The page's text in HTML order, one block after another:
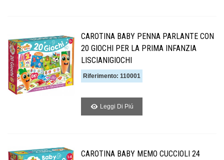
CAROTINA BABY PENNA PARLANTE CON
20 GIOCHI PER LA PRIMA INFANZIA
LISCIANIGIOCHI
Riferimento: 110001
Leggi Di Piú
CAROTINA BABY MEMO CUCCIOLI 24